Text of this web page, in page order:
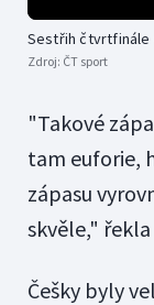
Sestřih čtvrtfinále
Zdroj: ČT sport
"Takové
tam euforie,
zápasu
skvěle," řekla
Češky byly